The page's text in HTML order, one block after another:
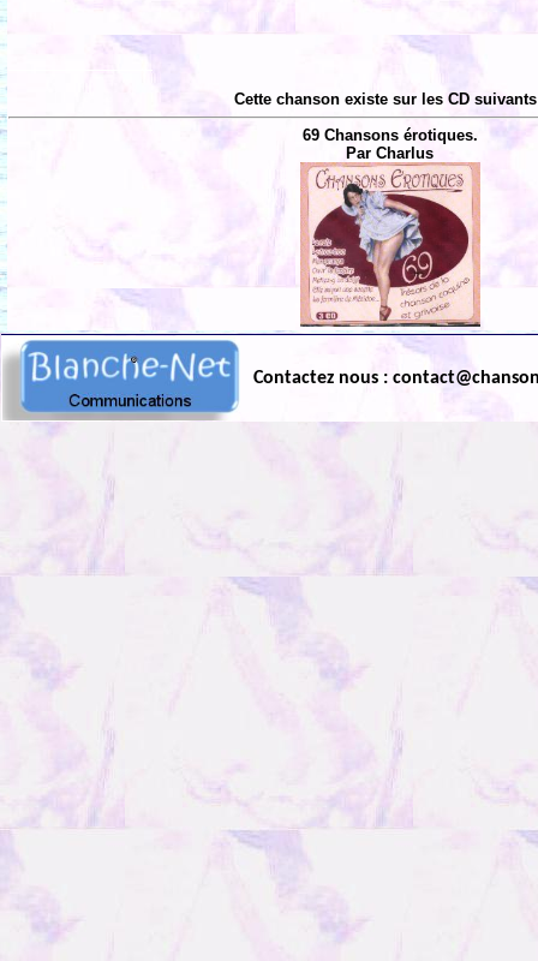
Cette chanson existe sur les CD
69 Chansons érotiques.
Par Charlus
Contactez nous :